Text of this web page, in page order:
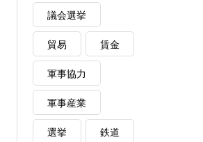
議会選挙
貿易 賃金
軍事協力
軍事産業
選挙 鉄道